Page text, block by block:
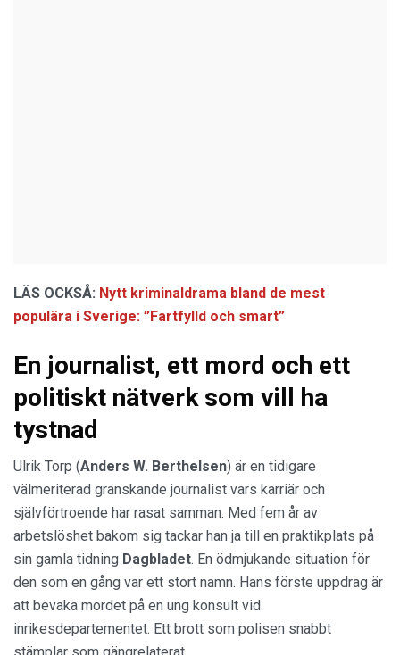
LÄS OCKSÅ: Nytt kriminaldrama bland de mest
populära i Sverige: ”Fartfylld och smart”
En journalist, ett mord och ett
politiskt nätverk som vill ha
tystnad
Ulrik Torp (Anders W. Berthelsen) är en tidigare
välmeriterad granskande journalist vars karriär och
självförtroende har rasat samman. Med fem år av
arbetslöshet bakom sig tackar han ja till en praktikplats på
sin gamla tidning Dagbladet. En ödmjukande situation för
den som en gång var ett stort namn. Hans förste uppdrag är
att bevaka mordet på en ung konsult vid
inrikesdepartementet. Ett brott som polisen snabbt